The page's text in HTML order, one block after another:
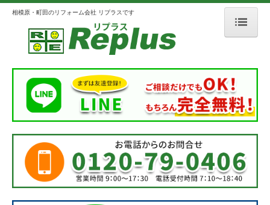
ホーム
会社案内
選ばれる理由
3つのこだわり
メディア掲載
人柄のよいスタッフ紹介
相模原・町田のリフォーム会社 リプラスです